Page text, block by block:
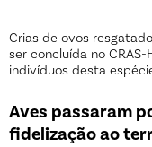
Crias de ovos
ser concluída no
indivíduos desta
Aves passaram
fidelização ao